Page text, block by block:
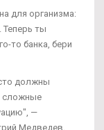
для организма:
ты
то банка, бери
должны
сложные
—
Медведев.